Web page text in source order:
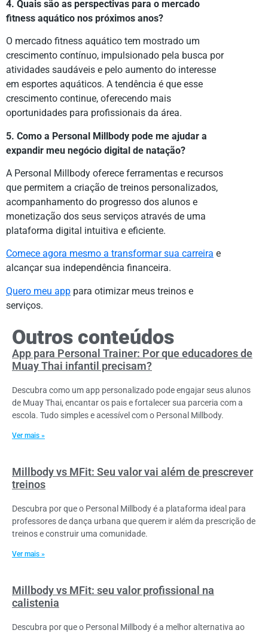
4. Quais são as perspectivas para o mercado
fitness aquático nos próximos anos?
O mercado fitness aquático tem mostrado um
crescimento contínuo, impulsionado pela busca por
atividades saudáveis e pelo aumento do interesse
em esportes aquáticos. A tendência é que esse
crescimento continue, oferecendo mais
oportunidades para profissionais da área.
5. Como a Personal Millbody pode me ajudar a
expandir meu negócio digital de natação?
A Personal Millbody oferece ferramentas e recursos
que permitem a criação de treinos personalizados,
acompanhamento do progresso dos alunos e
monetização dos seus serviços através de uma
plataforma digital intuitiva e eficiente.
Comece agora mesmo a transformar sua carreira e
alcançar sua independência financeira.
Quero meu app para otimizar meus treinos e
serviços.
Outros conteúdos
App para Personal Trainer: Por que educadores de
Muay Thai infantil precisam?
Descubra como um app personalizado pode engajar seus alunos
de Muay Thai, encantar os pais e fortalecer sua parceria com a
escola. Tudo simples e acessível com o Personal Millbody.
Ver mais »
Millbody vs MFit: Seu valor vai além de prescrever
treinos
Descubra por que o Personal Millbody é a plataforma ideal para
professores de dança urbana que querem ir além da prescrição de
treinos e construir uma comunidade.
Ver mais »
Millbody vs MFit: seu valor profissional na
calistenia
Descubra por que o Personal Millbody é a melhor alternativa ao